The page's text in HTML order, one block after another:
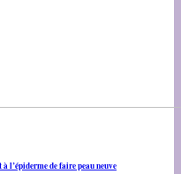
l’épiderme de faire peau neuve